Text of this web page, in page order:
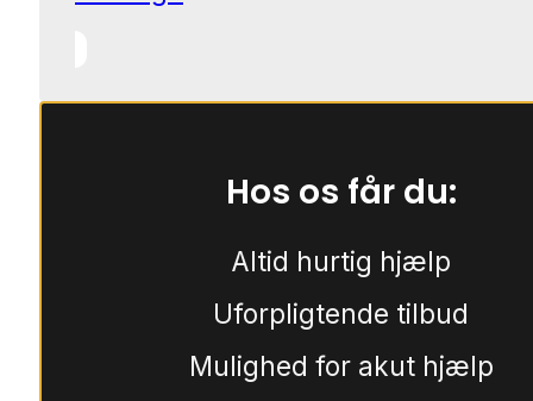
Hos os får du:
Altid hurtig hjælp
Uforpligtende tilbud
Mulighed for akut hjælp